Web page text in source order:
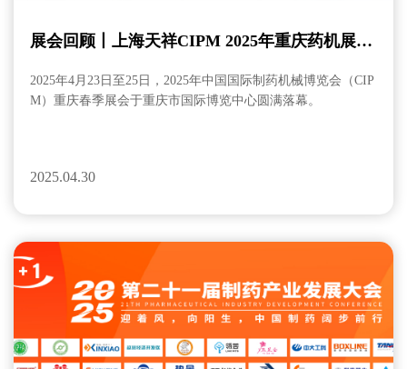
展会回顾丨上海天祥CIPM 2025年重庆药机展圆
2025年4月23日至25日，2025年中国国际制药机械博览会（CIP
M）重庆春季展会于重庆市国际博览中心圆满落幕。
2025.04.30